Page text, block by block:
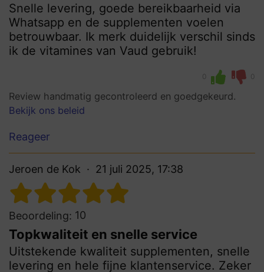
Snelle levering, goede bereikbaarheid via
Whatsapp en de supplementen voelen
betrouwbaar. Ik merk duidelijk verschil sinds
ik de vitamines van Vaud gebruik!
0 0
Review handmatig gecontroleerd en goedgekeurd.
Bekijk ons beleid
Reageer
Jeroen de Kok 21 juli 2025, 17:38
Beoordeling: 10
Topkwaliteit en snelle service
Uitstekende kwaliteit supplementen, snelle
levering en hele fijne klantenservice. Zeker